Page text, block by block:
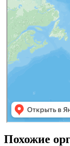
Похожие